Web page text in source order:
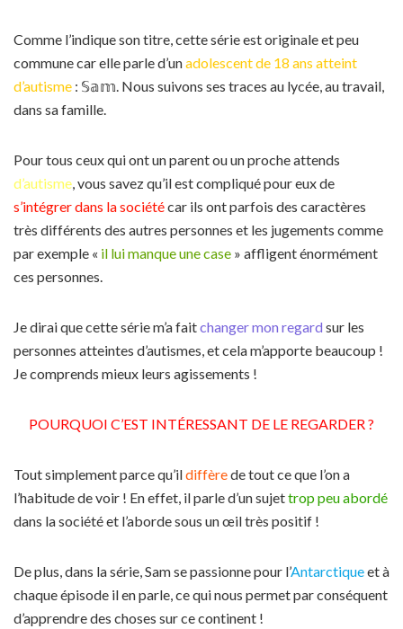
Comme l’indique son titre, cette série est originale et peu
commune car elle parle d’unadolescent de 18 ans atteint
d’autisme : 𝕊𝕒𝕞. Nous suivons ses traces au lycée, au travail,
dans sa famille.
Pour tous ceux qui ont un parent ou un proche attends
d’autisme , vous savez qu’il est compliqué pour eux de
s’intégrer dans la sociétécar ils ont parfois des caractères
très différents des autres personnes et les jugements comme
par exemple « il lui manque une case » affligent énormément
ces personnes.
Je dirai que cette série m’a faitchanger mon regard sur les
personnes atteintes d’autismes, et cela m’apporte beaucoup !
Je comprends mieux leurs agissements !
POURQUOI C’EST INTÉRESSANT DE LE REGARDER ?
Tout simplement parce qu’ildiffèrede tout ce que l’on a
l’habitude de voir ! En effet, il parle d’un sujettrop peu abordé
dans la société et l’aborde sous un œil très positif !
De plus, dans la série, Sam se passionne pour l’Antarctiqueet à
chaque épisode il en parle, ce qui nous permet par conséquent
d’apprendre des choses sur ce continent !